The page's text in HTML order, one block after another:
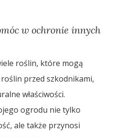
w ochronie innych
roślin, które mogą
przed szkodnikami,
właściwości.
ogrodu nie tylko
ale także przynosi